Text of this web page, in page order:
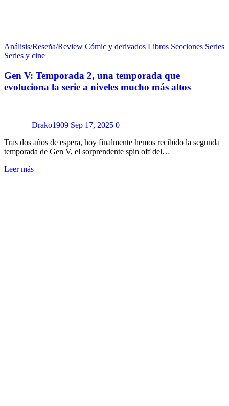
Análisis/Reseña/Review Cómic y derivados Libros Secciones Series
Series y cine
Gen V: Temporada 2, una temporada que
evoluciona la serie a niveles mucho más altos
Drako1909 Sep 17, 2025 0
Tras dos años de espera, hoy finalmente hemos recibido la segunda
temporada de Gen V, el sorprendente spin off del…
Leer más